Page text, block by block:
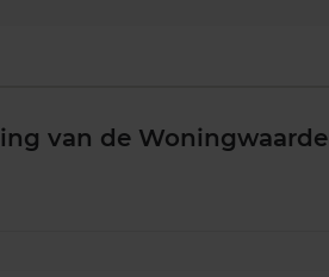
van de Woningwaarde